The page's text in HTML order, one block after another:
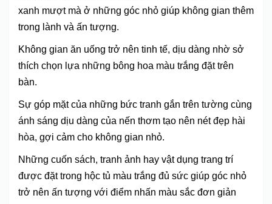
xanh mượt mà ở những góc nhỏ giúp không gian thêm
trong lành và ấn tượng.
Không gian ăn uống trở nên tinh tế, dịu dàng nhờ sở
thích chọn lựa những bông hoa màu trắng đặt trên
bàn.
Sự góp mặt của những bức tranh gắn trên tường cùng
ánh sáng dịu dàng của nến thơm tạo nên nét đẹp hài
hòa, gợi cảm cho không gian nhỏ.
Những cuốn sách, tranh ảnh hay vật dụng trang trí
được đặt trong hộc tủ màu trắng đủ sức giúp góc nhỏ
trở nên ấn tượng với điểm nhấn màu sắc đơn giản